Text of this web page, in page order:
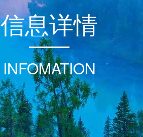
信息详情
INFOMATION